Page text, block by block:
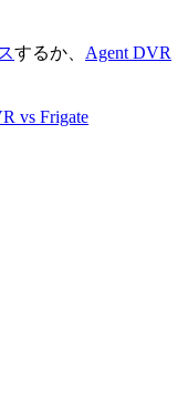
するか、 Agent DVR
vs Frigate